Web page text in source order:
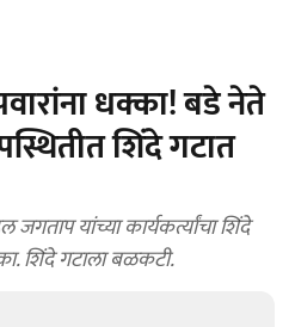
धक्का! बडे नेते
शिंदे गटात
यांच्या कार्यकर्त्यांचा शिंदे
गटात प्रवेश. अजित पवारांना धक्का. शिंदे गटाला बळकटी.